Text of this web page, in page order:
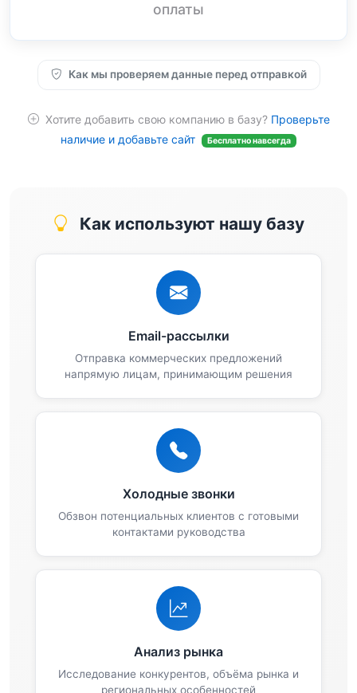
оплаты
Как мы проверяем данные перед отправкой
Хотите добавить свою компанию в базу? Проверьте
наличие и добавьте сайт
Бесплатно навсегда
Как используют нашу базу
Email-рассылки
Отправка коммерческих предложений
напрямую лицам, принимающим решения
Холодные звонки
Обзвон потенциальных клиентов с готовыми
контактами руководства
Анализ рынка
Исследование конкурентов, объёма рынка и
региональных особенностей